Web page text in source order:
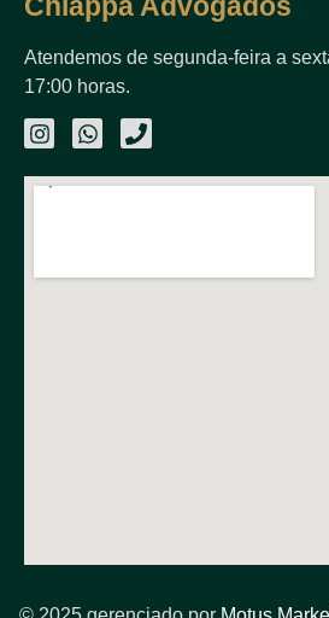
Atendemos de segunda-feira a
17:00 horas.